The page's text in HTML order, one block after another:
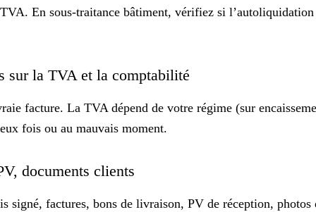
En sous-traitance bâtiment, vérifiez si l’
sur la TVA et la comptabilité
facture. La TVA dépend de votre régime (sur
fois ou au mauvais moment.
documents clients
signé, factures, bons de livraison, PV de réception,